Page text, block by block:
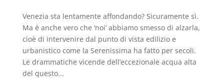
Venezia sta lentamente affondando? Sicuramente sì.
Ma è anche vero che ‘noi’ abbiamo smesso di alzarla,
cioè di intervenire dal punto di vista edilizio e
urbanistico come la Serenissima ha fatto per secoli.
Le drammatiche vicende dell’eccezionale acqua alta
del questo...